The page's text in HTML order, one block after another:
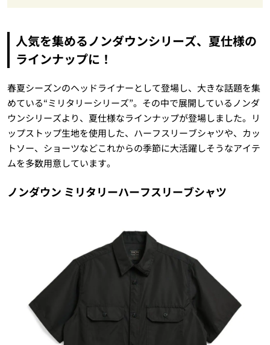
人気を集めるノンダウンシリーズ、夏仕様の
ラインナップに！
春夏シーズンのヘッドライナーとして登場し、大きな話題を集
めている“ミリタリーシリーズ”。その中で展開しているノンダ
ウンシリーズより、夏仕様なラインナップが登場しました。リ
ップストップ生地を使用した、ハーフスリーブシャツや、カッ
トソー、ショーツなどこれからの季節に大活躍しそうなアイテ
ムを多数用意しています。
ノンダウン ミリタリーハーフスリーブシャツ